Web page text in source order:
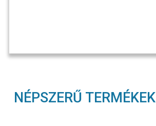
NÉPSZERŰ TERMÉKEK